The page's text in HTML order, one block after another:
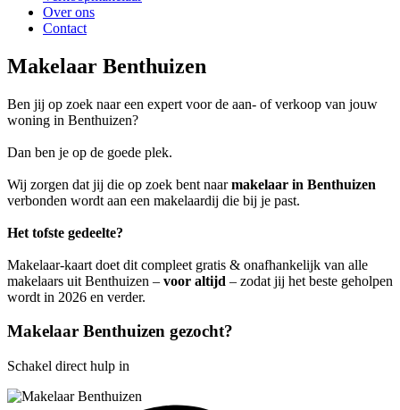
Over ons
Contact
Makelaar Benthuizen
Ben jij op zoek naar een expert voor de aan- of verkoop van jouw
woning in Benthuizen?
Dan ben je op de goede plek.
Wij zorgen dat jij die op zoek bent naarmakelaar in Benthuizen
verbonden wordt aan een makelaardij die bij je past.
Het tofste gedeelte?
Makelaar-kaart doet dit compleet gratis & onafhankelijk van alle
makelaars uit Benthuizen – voor altijd – zodat jij het beste geholpen
wordt in 2026 en verder.
Makelaar Benthuizen gezocht?
Schakel direct hulp in